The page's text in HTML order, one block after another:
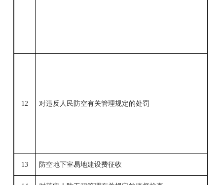
12 对违反人民防空有关管理规定的处罚
13 防空地下室易地建设费征收